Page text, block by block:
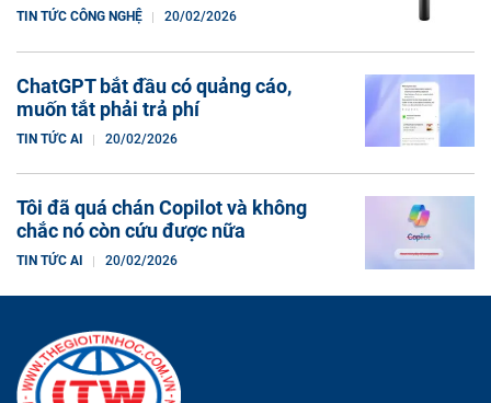
TIN TỨC CÔNG NGHỆ 20/02/2026
ChatGPT bắt đầu có quảng cáo,
muốn tắt phải trả phí
TIN TỨC AI 20/02/2026
Tôi đã quá chán Copilot và không
chắc nó còn cứu được nữa
TIN TỨC AI 20/02/2026